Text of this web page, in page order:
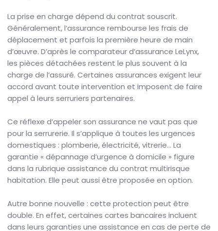
La prise en charge dépend du contrat souscrit.
Généralement, l’assurance rembourse les frais de
déplacement et parfois la première heure de main
d’œuvre. D’après le comparateur d’assurance LeLynx,
les pièces détachées restent le plus souvent à la
charge de l’assuré. Certaines assurances exigent leur
accord avant toute intervention et imposent de faire
appel à leurs serruriers partenaires.
Ce réflexe d’appeler son assurance ne vaut pas que
pour la serrurerie. Il s’applique à toutes les urgences
domestiques : plomberie, électricité, vitrerie… La
garantie « dépannage d’urgence à domicile » figure
dans la rubrique assistance du contrat multirisque
habitation. Elle peut aussi être proposée en option.
Autre bonne nouvelle : cette protection peut être
double. En effet, certaines cartes bancaires incluent
dans leurs garanties une assistance en cas de perte de